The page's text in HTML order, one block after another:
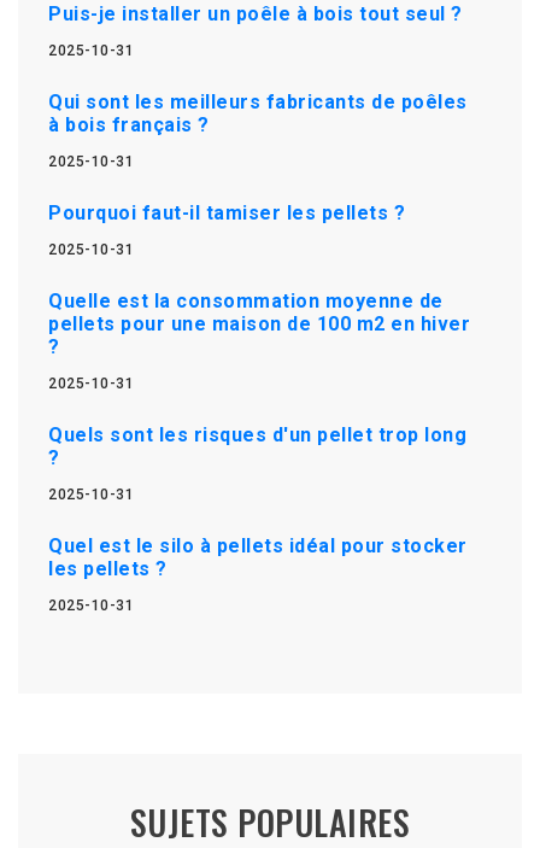
Puis-je installer un poêle à bois tout seul ?
2025-10-31
Qui sont les meilleurs fabricants de poêles
à bois français ?
2025-10-31
Pourquoi faut-il tamiser les pellets ?
2025-10-31
Quelle est la consommation moyenne de
pellets pour une maison de 100 m2 en hiver
?
2025-10-31
Quels sont les risques d'un pellet trop long
?
2025-10-31
Quel est le silo à pellets idéal pour stocker
les pellets ?
2025-10-31
SUJETS POPULAIRES